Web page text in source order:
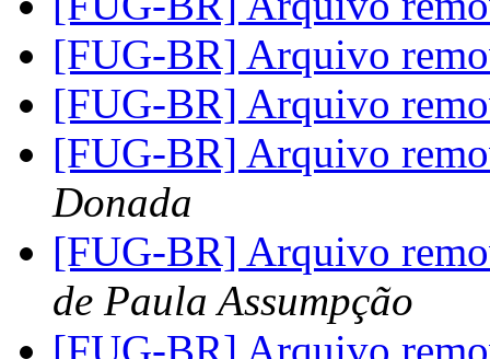
[FUG-BR] Arquivo
[FUG-BR] Arquivo
[FUG-BR] Arquivo
Donada
[FUG-BR] Arquivo
de Paula Assumpção